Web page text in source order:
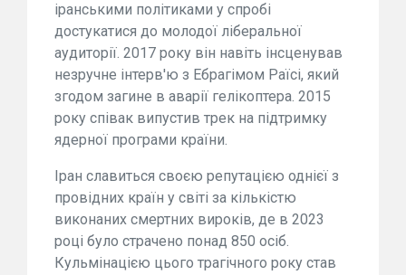
іранськими політиками у спробі
достукатися до молодої ліберальної
аудиторії. 2017 року він навіть інсценував
незручне інтерв'ю з Ебрагімом Раїсі, який
згодом загине в аварії гелікоптера. 2015
року співак випустив трек на підтримку
ядерної програми країни.
Іран славиться своєю репутацією однієї з
провідних країн у світі за кількістю
виконаних смертних вироків, де в 2023
році було страчено понад 850 осіб.
Кульмінацією цього трагічного року став